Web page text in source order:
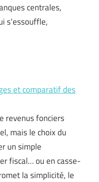
centrales,
s’essouffle,
et comparatif des
revenus fonciers
mais le choix du
un simple
fiscal… ou en casse-
la simplicité, le